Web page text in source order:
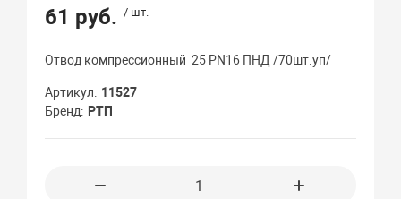
61 руб. / шт.
Отвод компрессионный 25 PN16 ПНД /70шт.уп/
Артикул
11527
Бренд
РТП